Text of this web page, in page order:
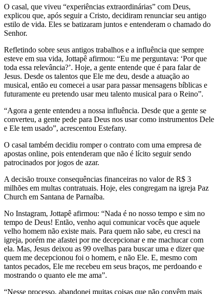
O casal, que viveu “experiências extraordinárias” com Deus,
explicou que, após seguir a Cristo, decidiram renunciar seu antigo
estilo de vida. Eles se batizaram juntos e entenderam o chamado do
Senhor.
Refletindo sobre seus antigos trabalhos e a influência que sempre
esteve em sua vida, Jottapê afirmou: “Eu me perguntava: ‘Por que
toda essa relevância?’. Hoje, a gente entende que é para falar de
Jesus. Desde os talentos que Ele me deu, desde a atuação ao
musical, então eu comecei a usar para passar mensagens bíblicas e
futuramente eu pretendo usar meu talento musical para o Reino”.
“Agora a gente entendeu a nossa influência. Desde que a gente se
converteu, a gente pede para Deus nos usar como instrumentos Dele
e Ele tem usado”, acrescentou Estefany.
O casal também decidiu romper o contrato com uma empresa de
apostas online, pois entenderam que não é lícito seguir sendo
patrocinados por jogos de azar.
A decisão trouxe consequências financeiras no valor de R$ 3
milhões em multas contratuais. Hoje, eles congregam na igreja Paz
Church em Santana de Parnaíba.
No Instagram, Jottapê afirmou: “Nada é no nosso tempo e sim no
tempo de Deus! Então, venho aqui comunicar vocês que aquele
velho homem não existe mais. Para quem não sabe, eu cresci na
igreja, porém me afastei por me decepcionar e me machucar com
ela. Mas, Jesus deixou as 99 ovelhas para buscar uma e dizer que
quem me decepcionou foi o homem, e não Ele. E, mesmo com
tantos pecados, Ele me recebeu em seus braços, me perdoando e
mostrando o quanto ele me ama”.
“Nesse processo, abandonei muitas coisas que não convêm mais